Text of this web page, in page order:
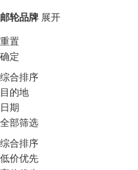
邮轮品牌 展开
重置
确定
综合排序
目的地
日期
全部筛选
综合排序
低价优先